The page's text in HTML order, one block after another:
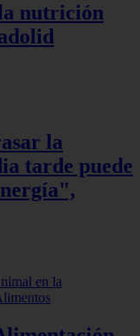
nutrición
la
tarde puede